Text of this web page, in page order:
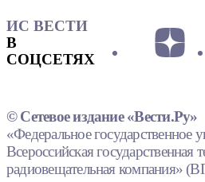
ИС ВЕСТИ
В
СОЦСЕТЯХ
© Сетевое издание «Вести.Ру»
«Федеральное государственное
Всероссийская государственная
радиовещательная компания»